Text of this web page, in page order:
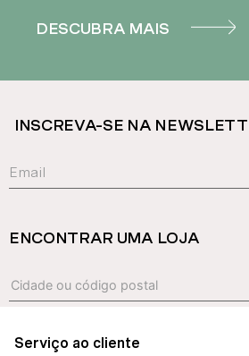
DESCUBRA MAIS
INSCREVA-SE NA
ENCONTRAR UMA LOJA
Serviço ao cliente